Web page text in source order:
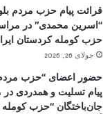
قرائت پیام حزب مردم
“اسرین محمدی” در
حزب کومله کردستان
جولای 26, 2026
حضور اعضای “حزب
پیام تسلیت و همدردی در
جان‌باختگان “حزب